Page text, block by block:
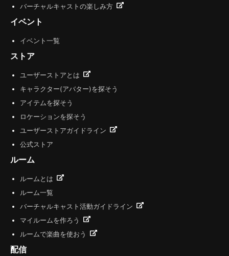
バーチャルキャストの楽しみ方
イベント
イベント一覧
ストア
ユーザーストアとは
キャラクター(アバター)を探そう
アイテムを探そう
ロケーションを探そう
ユーザーストアガイドライン
公式ストア
ルーム
ルームとは
ルーム一覧
バーチャルキャスト活動ガイドライン
マイルームを作ろう
ルームで楽曲を使おう
配信